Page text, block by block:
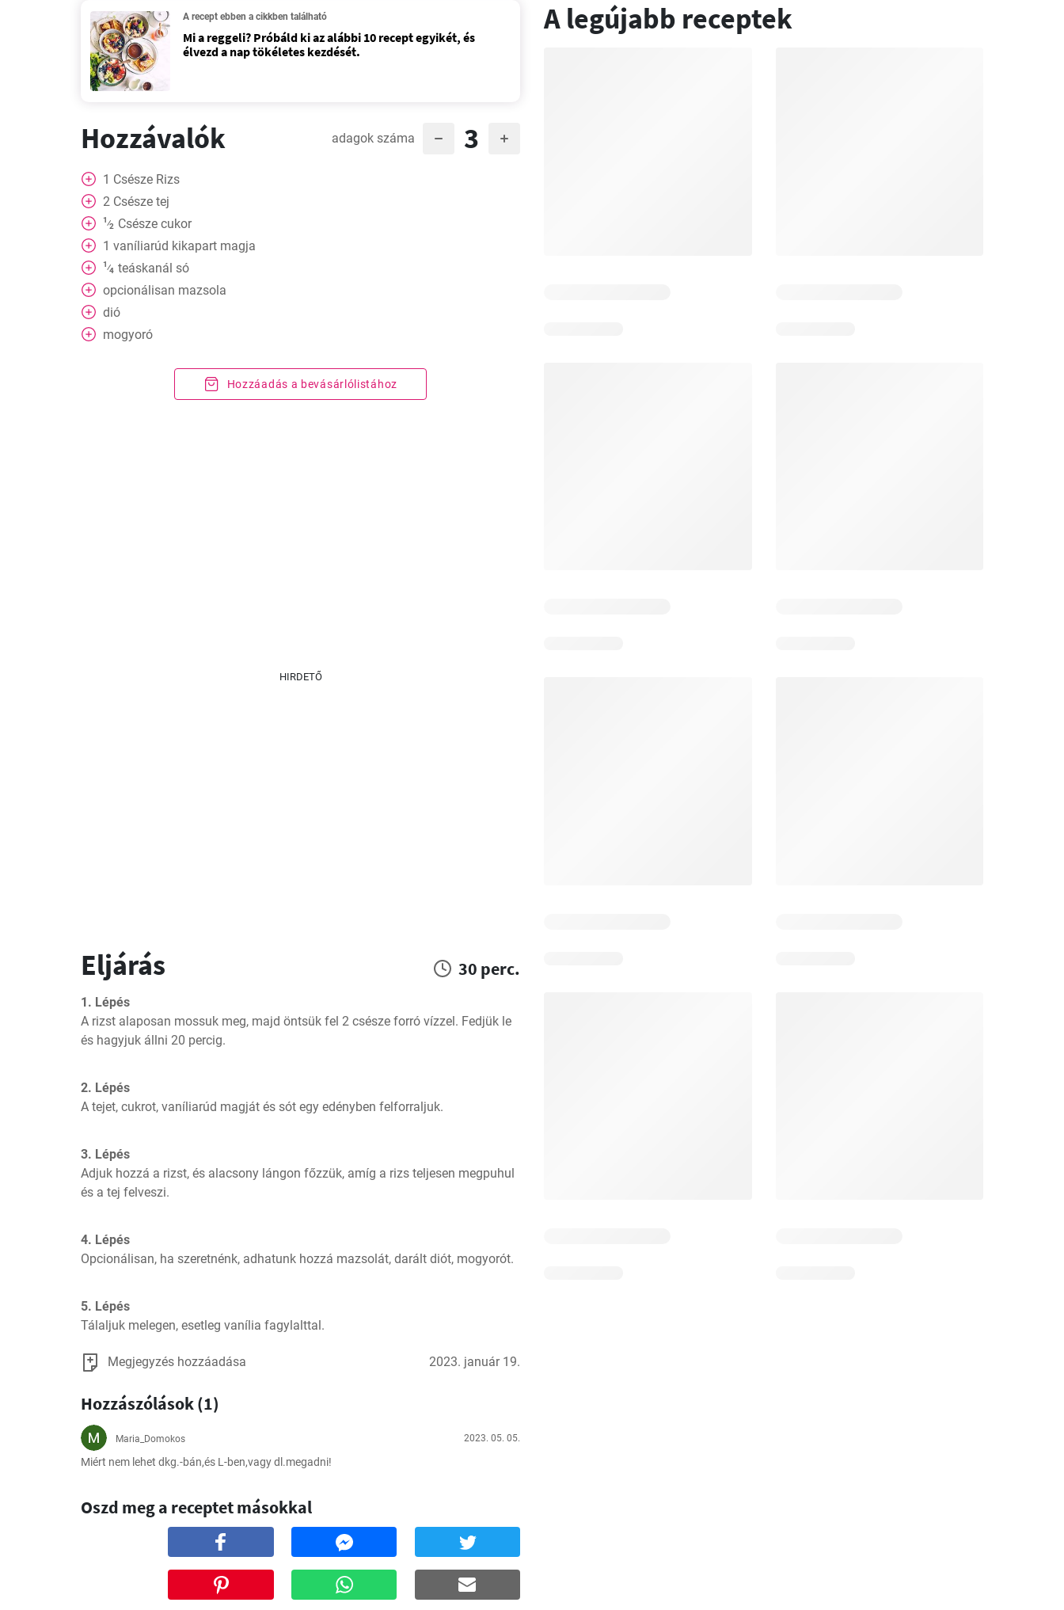
A recept ebben a cikkben található
Mi a reggeli? Próbáld ki az alábbi 10 recept egyikét, és
élvezd a nap tökéletes kezdését.
Hozzávalók adagok száma 3
1 Csésze Rizs
2 Csésze tej
1⁄2 Csésze cukor
1 vaníliarúd kikapart magja
1⁄4 teáskanál só
opcionálisan mazsola
dió
mogyoró
Hozzáadás a bevásárlólistához
HIRDETŐ
Eljárás 30 perc.
1. Lépés
A rizst alaposan mossuk meg, majd öntsük fel 2 csésze forró vízzel. Fedjük le
és hagyjuk állni 20 percig.
2. Lépés
A tejet, cukrot, vaníliarúd magját és sót egy edényben felforraljuk.
3. Lépés
Adjuk hozzá a rizst, és alacsony lángon főzzük, amíg a rizs teljesen megpuhul
és a tej felveszi.
4. Lépés
Opcionálisan, ha szeretnénk, adhatunk hozzá mazsolát, darált diót, mogyorót.
5. Lépés
Tálaljuk melegen, esetleg vanília fagylalttal.
Megjegyzés hozzáadása 2023. január 19.
Hozzászólások (1)
Maria_Domokos 2023. 05. 05.
Miért nem lehet dkg.-bán,és L-ben,vagy dl.megadni!
Oszd meg a receptet másokkal
A legújabb receptek